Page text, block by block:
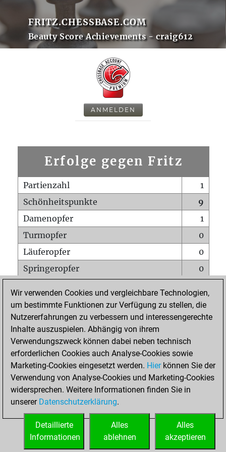
FRITZ.CHESSBASE.COM
Beauty Score Achievements - craig612
ANMELDEN
Erfolge gegen Fritz
Partienzahl
1
Schönheitspunkte
9
Damenopfer
1
Turmopfer
0
Läuferopfer
0
Springeropfer
0
Matt auf vollem Brett
0
Bauer setzt Matt
0
Erstickte Matts
Unterverwandlungen
Türme auf der siebten
0
STARTSEITE
Wir verwenden Cookies und vergleichbare Technologien,
um bestimmte Funktionen zur Verfügung zu stellen, die
Nutzererfahrungen zu verbessern und interessengerechte
Inhalte auszuspielen. Abhängig von ihrem
Verwendungszweck können dabei neben technisch
erforderlichen Cookies auch Analyse-Cookies sowie
Marketing-Cookies eingesetzt werden. Hierkönnen Sie der
Verwendung von Analyse-Cookies und Marketing-Cookies
widersprechen. Weitere Informationen finden Sie in
unserer Datenschutzerklärung.
Alles
akzeptieren
Alles
ablehnen
Detaillierte
Informationen